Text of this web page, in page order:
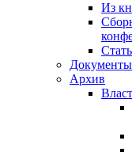
Из
Документы
Архив